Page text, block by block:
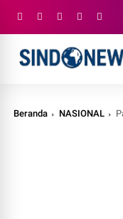
Beranda NASIONAL